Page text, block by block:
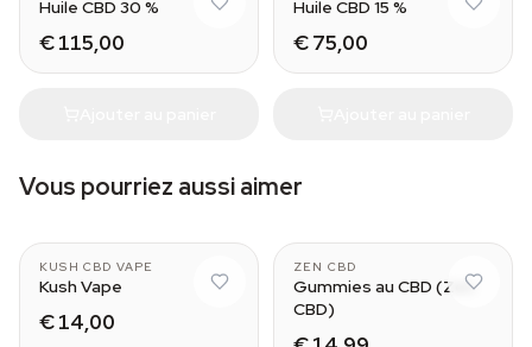
Huile CBD 30 %
€ 115,00
Huile CBD 15 %
€ 75,00
Vous pourriez aussi aimer
KUSH CBD VAPE
Kush Vape
€ 14,00
ZEN CBD
Gummies au CBD (Zen
CBD)